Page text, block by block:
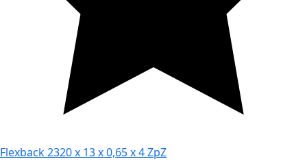
Flexback 2320 x 13 x 0,65 x 4 ZpZ